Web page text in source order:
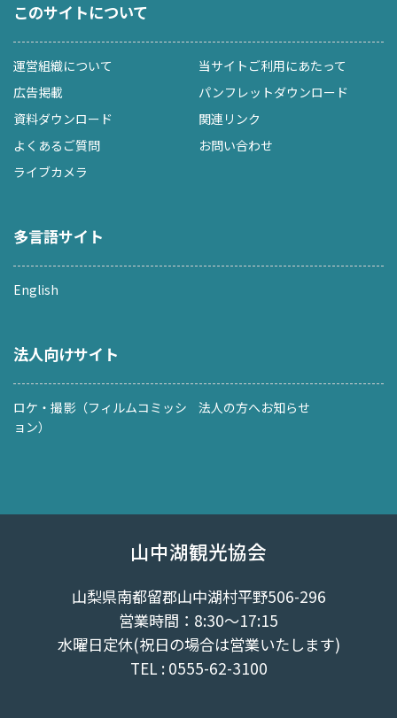
このサイトについて
運営組織について
当サイトご利用にあたって
広告掲載
パンフレットダウンロード
資料ダウンロード
関連リンク
よくあるご質問
お問い合わせ
ライブカメラ
多言語サイト
English
法人向けサイト
ロケ・撮影（フィルムコミッシ
ョン）
法人の方へお知らせ
山中湖観光協会
山梨県南都留郡山中湖村平野506-296
営業時間：8:30～17:15
水曜日定休(祝日の場合は営業いたします)
TEL : 0555-62-3100